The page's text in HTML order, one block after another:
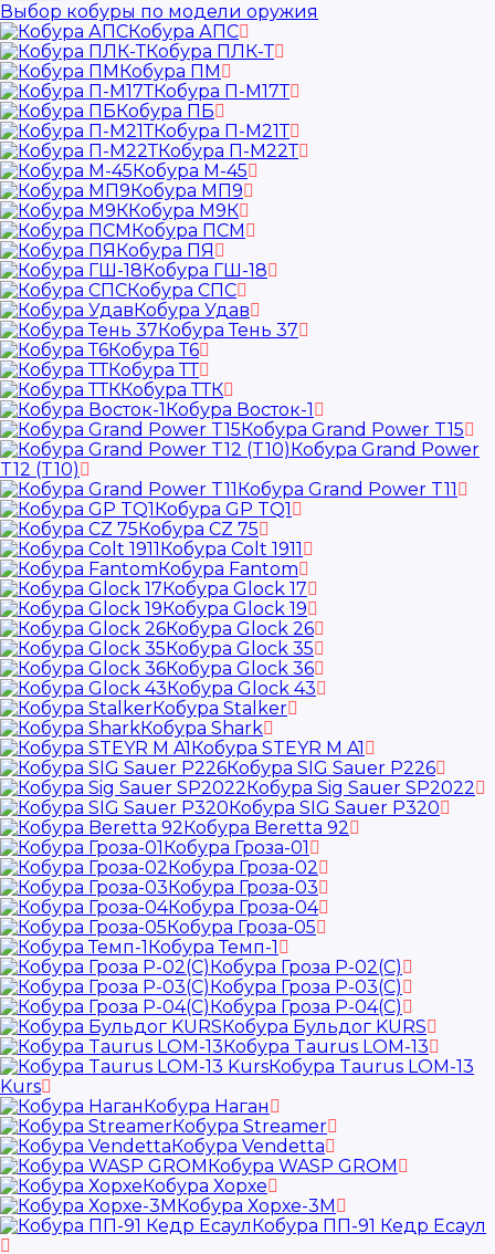
Выбор кобуры по модели оружия
Кобура АПС
Кобура ПЛК-Т
Кобура ПМ
Кобура П-М17Т
Кобура ПБ
Кобура П-М21Т
Кобура П-М22Т
Кобура М-45
Кобура МП9
Кобура М9К
Кобура ПСМ
Кобура ПЯ
Кобура ГШ-18
Кобура СПС
Кобура Удав
Кобура Тень 37
Кобура Т6
Кобура ТТ
Кобура ТТК
Кобура Восток-1
Кобура Grand Power T15
Кобура Grand Power
T12 (T10)
Кобура Grand Power T11
Кобура GP TQ1
Кобура CZ 75
Кобура Colt 1911
Кобура Fantom
Кобура Glock 17
Кобура Glock 19
Кобура Glock 26
Кобура Glock 35
Кобура Glock 36
Кобура Glock 43
Кобура Stalker
Кобура Shark
Кобура STEYR M A1
Кобура SIG Sauer P226
Кобура Sig Sauer SP2022
Кобура SIG Sauer P320
Кобура Beretta 92
Кобура Гроза-01
Кобура Гроза-02
Кобура Гроза-03
Кобура Гроза-04
Кобура Гроза-05
Кобура Темп-1
Кобура Гроза Р-02(С)
Кобура Гроза Р-03(С)
Кобура Гроза Р-04(С)
Кобура Бульдог KURS
Кобура Taurus LOM-13
Кобура Taurus LOM-13
Kurs
Кобура Наган
Кобура Streamer
Кобура Vendetta
Кобура WASP GROM
Кобура Хорхе
Кобура Хорхе-3М
Кобура ПП-91 Кедр Есаул